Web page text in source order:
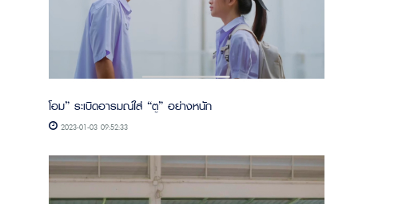
โอม” ระเบิดอารมณ์ใส่ “ตู” อย่างหนัก
2023-01-03 09:52:33